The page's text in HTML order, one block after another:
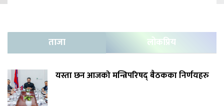
ताजा लोकप्रिय
यस्ता छन आजको मन्त्रिपरिषद् बैठकका निर्णयहरु